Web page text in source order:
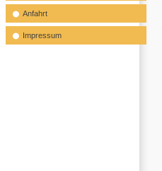
Anfahrt
Impressum